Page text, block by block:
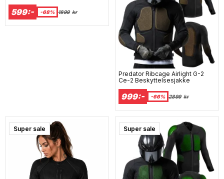
599:- -68% 1899 kr
Predator Ribcage Airlight G-2
Ce-2 Beskyttelsesjakke
999:- -66% 2899 kr
Super sale Super sale